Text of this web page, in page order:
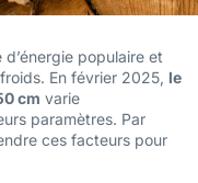
populaire et
En février 2025, le
cm varie
paramètres. Par
ces facteurs pour